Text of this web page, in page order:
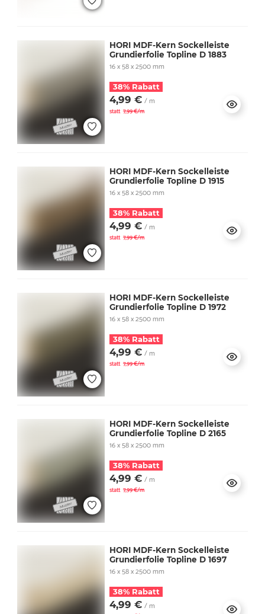
HORI MDF-Kern Sockelleiste
Grundierfolie Topline D 1883
16 x 58 x 2500 mm
38% Rabatt
4,99 € / m
statt 7,99 €/m
HORI MDF-Kern Sockelleiste
Grundierfolie Topline D 1915
16 x 58 x 2500 mm
38% Rabatt
4,99 € / m
statt 7,99 €/m
HORI MDF-Kern Sockelleiste
Grundierfolie Topline D 1972
16 x 58 x 2500 mm
38% Rabatt
4,99 € / m
statt 7,99 €/m
HORI MDF-Kern Sockelleiste
Grundierfolie Topline D 2165
16 x 58 x 2500 mm
38% Rabatt
4,99 € / m
statt 7,99 €/m
HORI MDF-Kern Sockelleiste
Grundierfolie Topline D 1697
16 x 58 x 2500 mm
38% Rabatt
4,99 € / m